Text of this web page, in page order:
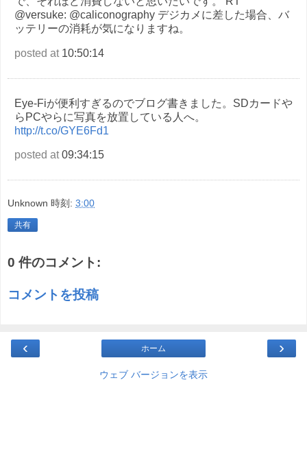
@versuke: @caliconography デジカメに差した場合、バ
ッテリーの消耗が気になりますね。
posted at10:50:14
Eye-Fiが便利すぎるのでブログ書きました。SDカードや
らPCやらに写真を放置している人へ。
http://t.co/GYE6Fd1
posted at09:34:15
Unknown 時刻: 3:00
共有
0 件のコメント:
コメントを投稿
‹ ›
ホーム
ウェブ バージョンを表示